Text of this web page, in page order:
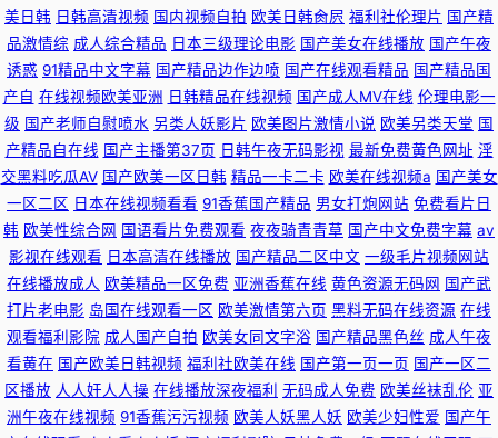
美日韩 日韩高清视频 国内视频自拍 欧美日韩肏屄 福利社伦理片 国产精
品激情综 成人综合精品 日本三级理论电影 国产美女在线播放 国产午夜
诱惑 91精品中文字幕 国产精品边作边喷 国产在线观看精品 国产精品国
产自 在线视频欧美亚洲 日韩精品在线视频 国产成人MV在线 伦理电影一
级 国产老师自慰喷水 另类人妖影片 欧美图片激情小说 欧美另类天堂 国
产精品自在线 国产主播第37页 日韩午夜无码影视 最新免费黄色网址 淫
交黑料吃瓜AV 国产欧美一区日韩 精品一卡二卡 欧美在线视频a 国产美女
一区二区 日本在线视频看看 91香蕉国产精品 男女打炮网站 免费看片日
韩 欧美性综合网 国语看片免费观看 夜夜骑青青草 国产中文免费字幕 av
影视在线观看 日本高清在线播放 国产精品二区中文 一级毛片视频网站
在线播放成人 欧美精品一区免费 亚洲香蕉在线 黄色资源无码网 国产武
打片老电影 岛国在线观看一区 欧美激情第六页 黑料无码在线资源 在线
观看福利影院 成人国产自拍 欧美女同文字浴 国产精品黑色丝 成人午夜
看黄在 国产欧美日韩视频 福利社欧美在线 国产第一页一页 国产一区二
区播放 人人奸人人操 在线播放深夜福利 无码成人免费 欧美丝袜乱伦 亚
洲午夜在线视频 91香蕉污污视频 欧美人妖黑人妖 欧美少妇性爱 国产午